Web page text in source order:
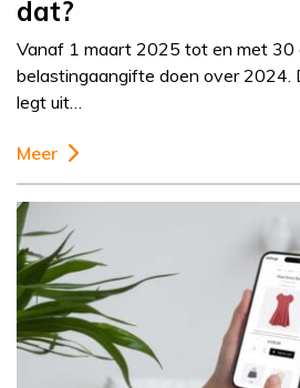
dat?
Vanaf 1 maart 2025 tot en met 30
belastingaangifte doen over 2024.
legt uit…
Meer